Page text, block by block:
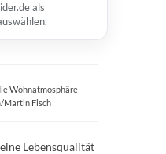
als
Wohnatmosphäre
Martin Fisch
Lebensqualität